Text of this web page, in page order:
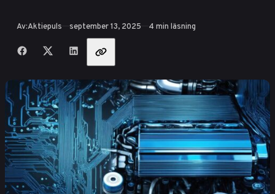
Av:Aktiepuls Publicerad
september 13, 2025 4 min läsning
Dela med vänner